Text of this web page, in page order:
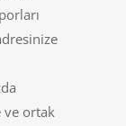
ve ortak